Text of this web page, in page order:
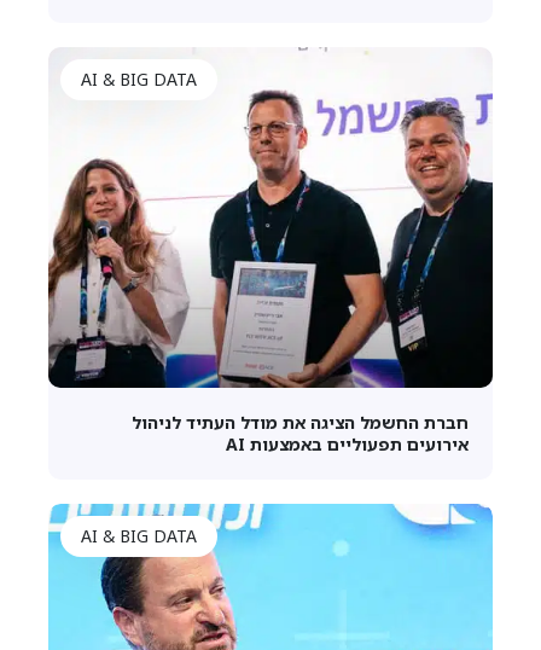
AI & BIG DATA
חברת החשמל הציגה את מודל העתיד לניהול
אירועים תפעוליים באמצעות AI
AI & BIG DATA